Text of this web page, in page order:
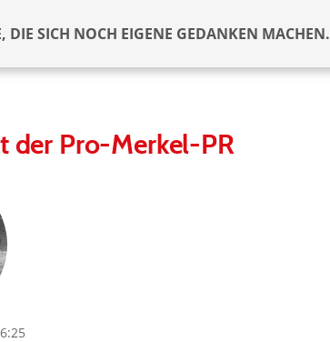
DIE SICH NOCH EIGENE GEDANKEN MACHEN.
der Pro-Merkel-PR